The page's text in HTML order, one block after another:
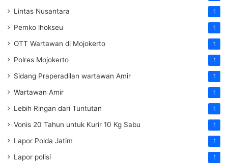
Lintas Nusantara 1
Pemko lhokseu 1
OTT Wartawan di Mojokerto 1
Polres Mojokerto 1
Sidang Praperadilan wartawan Amir 1
Wartawan Amir 1
Lebih Ringan dari Tuntutan 1
Vonis 20 Tahun untuk Kurir 10 Kg Sabu 1
Lapor Polda Jatim 1
Lapor polisi 1